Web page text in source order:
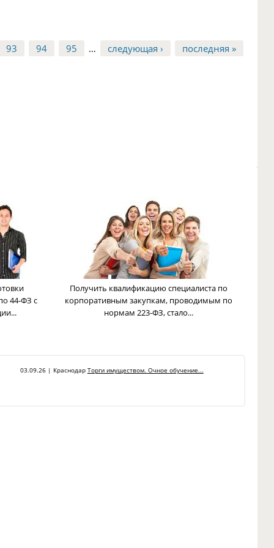
93 94 95 … следующая › последняя »
44-ФЗ с
Получить квалификацию специалиста по
корпоративным закупкам, проводимым по
нормам 223-ФЗ, стало...
03.09.26 | Краснодар Торги имуществом. Очное обучение...